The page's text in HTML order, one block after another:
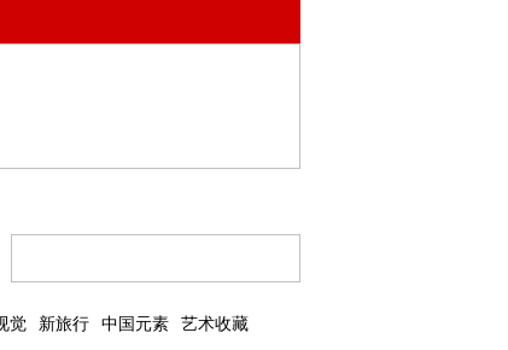
觉 新旅行 中国元素
艺术收藏